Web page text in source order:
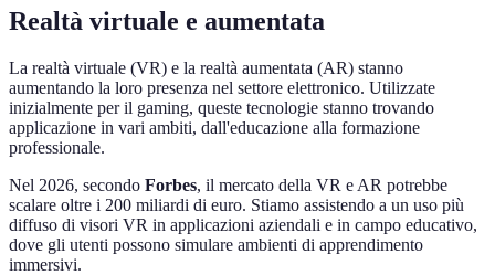
Realtà virtuale e aumentata
La realtà virtuale (VR) e la realtà aumentata (AR) stanno
aumentando la loro presenza nel settore elettronico. Utilizzate
inizialmente per il gaming, queste tecnologie stanno trovando
applicazione in vari ambiti, dall'educazione alla formazione
professionale.
Nel 2026, secondo Forbes, il mercato della VR e AR potrebbe
scalare oltre i 200 miliardi di euro. Stiamo assistendo a un uso più
diffuso di visori VR in applicazioni aziendali e in campo educativo,
dove gli utenti possono simulare ambienti di apprendimento
immersivi.